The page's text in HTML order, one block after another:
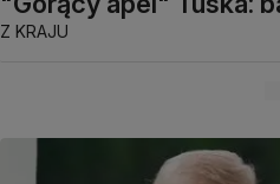
Z KRAJU